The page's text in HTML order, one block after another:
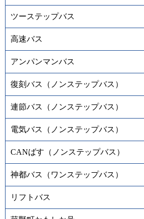
ツーステップバス
高速バス
アンパンマンバス
復刻バス（ノンステップバス）
連節バス（ノンステップバス）
電気バス（ノンステップバス）
CANばす（ノンステップバス）
神都バス（ワンステップバス）
リフトバス